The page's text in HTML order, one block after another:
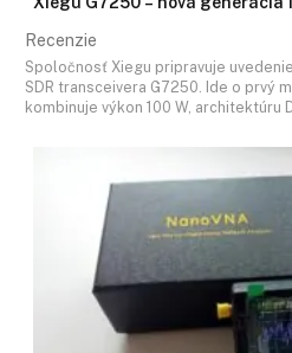
Recenzie
Spoločnosť Xiegu pripravuje
SDR transceivera G7250. Ide o prvý
kombinuje výkon 100 W, architektúru